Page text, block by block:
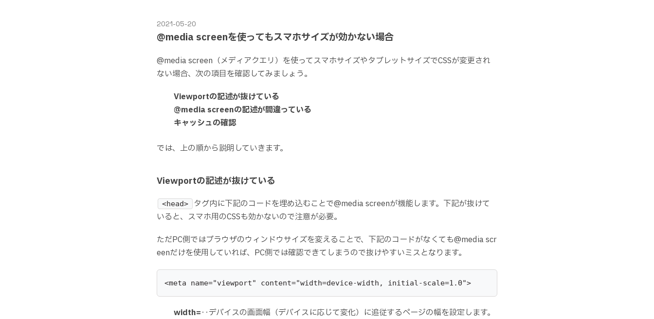
2021-05-20
@media screenを使ってもスマホサイズが効かない場合
@media screen（メディアクエリ）を使ってスマホサイズやタブレットサイズでCSSが変更され
ない場合、次の項目を確認してみましょう。
Viewportの記述が抜けている
@media screenの記述が間違っている
キャッシュの確認
では、上の順から説明していきます。
Viewportの記述が抜けている
<head>
タグ内に下記のコードを埋め込むことで@media screenが機能します。下記が抜けて
いると、スマホ用のCSSも効かないので注意が必要。
ただPC側ではブラウザのウィンドウサイズを変えることで、下記のコードがなくても@media scr
eenだけを使用していれば、PC側では確認できてしまうので抜けやすいミスとなります。
<meta name="viewport" content="width=device-width, initial-scale=1.0">
width=‥デバイスの画面幅（デバイスに応じて変化）に追従するページの幅を設定します。